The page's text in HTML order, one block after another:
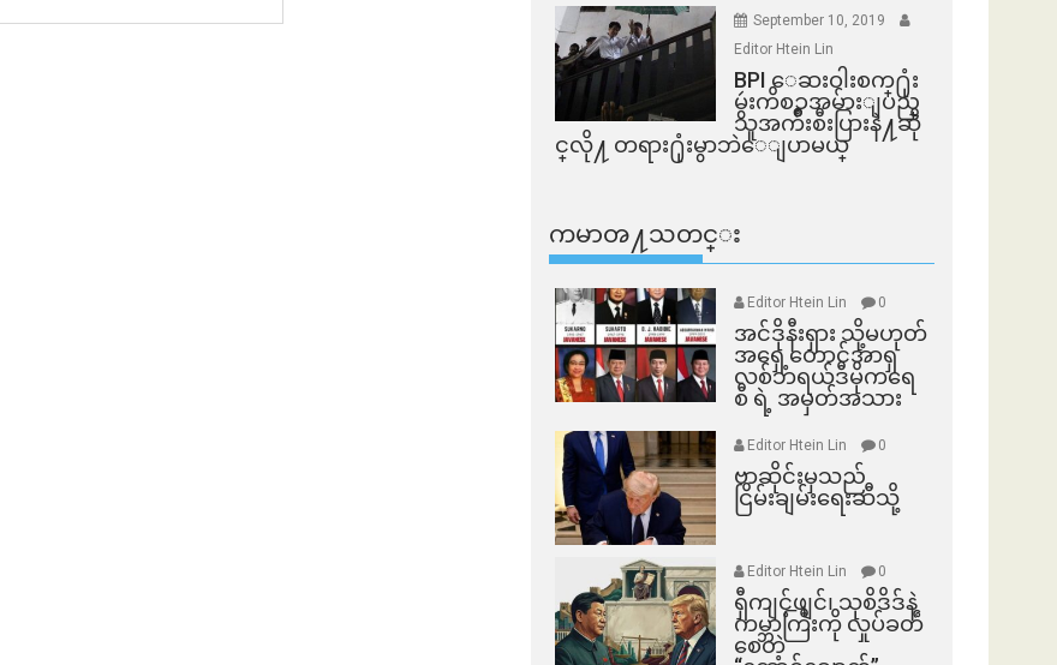
September 10, 2019
Editor Htein Lin
BPI ​ေဆးဝါးစက္​႐ုံး
မွဴးကိစၥအမ်ားျပည္​
သူအက်ိဳးစီးပြားနဲ႔ဆို
င္​လို႔ တရား႐ုံးမွာဘဲေျပာမယ္​
ကမာၻ႔သတင္း
Editor Htein Lin 0
အင်ဒိုနီးရှား သို့မဟုတ်
အရှေ့တောင်အာရှ
လစ်ဘရယ်ဒီမိုကရေ
စီ ရဲ့ အမှတ်အသား
Editor Htein Lin 0
ဗာဆိုင်းမှသည်
ငြိမ်းချမ်းရေးဆီသို့
Editor Htein Lin 0
ရှီကျင့်ဖျင်၊ သုစိဒိဒ်နဲ့
ကမ္ဘာကြီးကို လှုပ်ခတ်
စေတဲ့